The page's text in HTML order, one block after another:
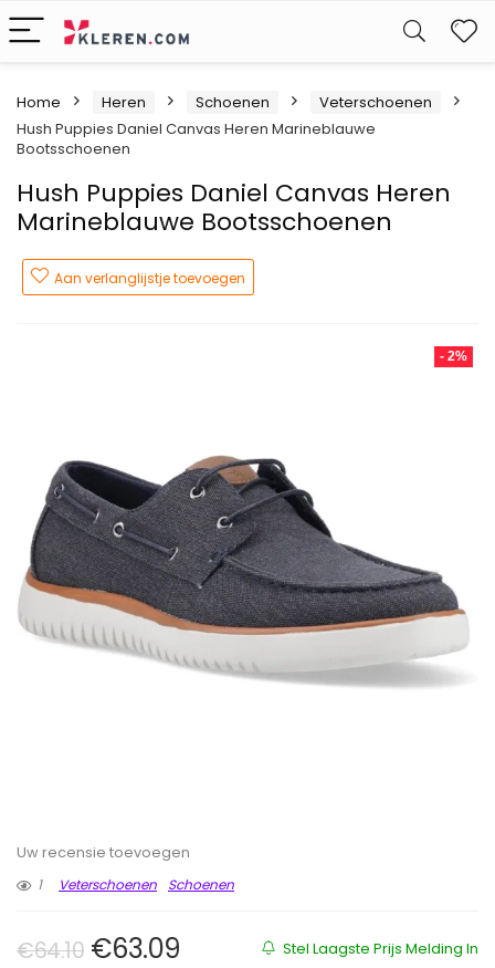
Home Heren Schoenen
Veterschoenen
Hush Puppies Daniel Canvas Heren Marineblauwe
Bootsschoenen
Hush Puppies Daniel Canvas Heren
Marineblauwe Bootsschoenen
Aan verlanglijstje toevoegen
- 2%
Uw recensie toevoegen
1
Veterschoenen Schoenen
Stel Laagste Prijs Melding In
€64.10 Oorspronkelijke prijs was: €64.10.
€63.09 Huidige prijs is: €63.09.